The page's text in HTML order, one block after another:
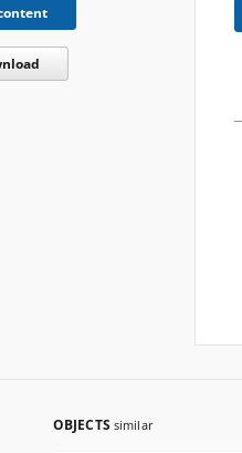
OBJECTS similar